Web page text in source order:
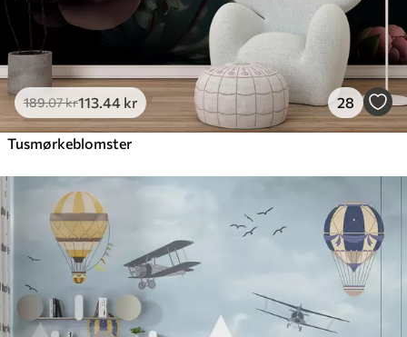
189.07kr113 .44 kr 28
Tusmørkeblomster